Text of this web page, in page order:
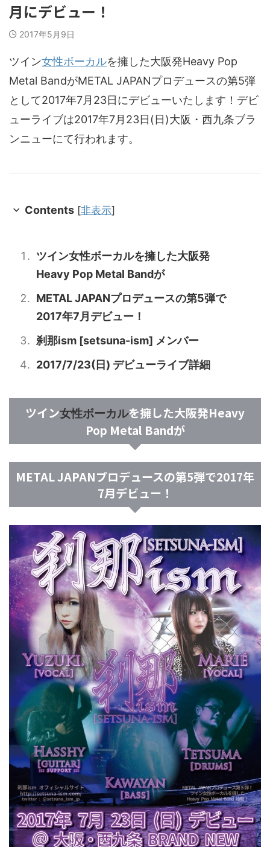
月にデビュー！
2017年5月9日
ツイン女性ボーカルを擁した大阪発Heavy Pop
Metal BandがMETAL JAPANプロデュースの第5弾
として2017年7月23日にデビューいたします！デビ
ューライブは2017年7月23日(日)大阪・西九条ブラ
ンニューにて行われます。
Contents [非表示]
ツイン女性ボーカルを擁した大阪発
Heavy Pop Metal Bandが
METAL JAPANプロデュースの第5弾で
2017年7月デビュー！
刹那ism [setsuna-ism] メンバー
2017/7/23(日) デビューライブ詳細
ツイン女性ボーカルを擁した大阪発Heavy
Pop Metal Bandが
METAL JAPANプロデュースの第5弾で2017年
7月デビュー！